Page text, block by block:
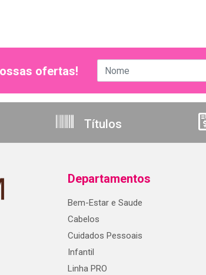
ofertas!
Títulos
Departamentos
Bem-Estar e Saude
Cabelos
Cuidados Pessoais
Infantil
Linha PRO